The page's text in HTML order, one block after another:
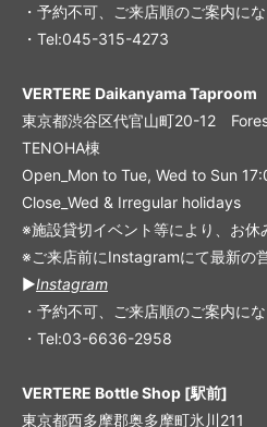
・予約不可、ご来店順のご案内にな
・Tel:045-315-4273
VERTERE Daikanyama Taproom
東京都渋谷区代官山町20-12
TENOHA棟
Open_Mon to Tue, Wed to Sun
Close_Wed & Irregular holidays
※施設貸切イベント等により、お休
※ご来店前にInstagramにて最新の
▶︎Instagram
・予約不可、ご来店順のご案内にな
・Tel:03-6636-2958
VERTERE Bottle Shop [駅前]
東京都西多摩郡奥多摩町氷川211